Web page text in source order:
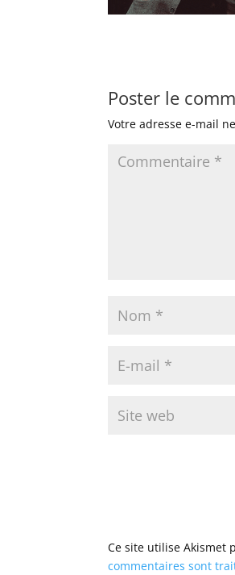
Poster le
Votre adresse e-mail
Ce site utilise Akismet
commentaires sont